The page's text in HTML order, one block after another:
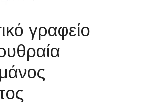
γραφείο